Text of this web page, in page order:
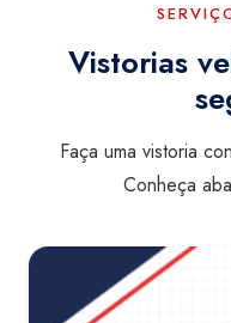
Vistorias
Faça uma vistoria
Conheça